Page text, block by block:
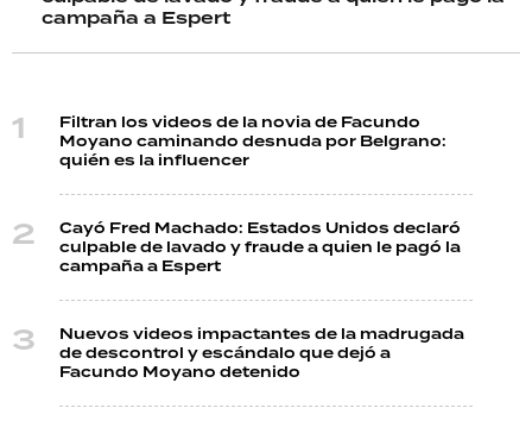
campaña a Espert
Filtran los videos de la novia de Facundo
Moyano caminando desnuda por Belgrano:
quién es la influencer
Cayó Fred Machado: Estados Unidos declaró
culpable de lavado y fraude a quien le pagó la
campaña a Espert
Nuevos videos impactantes de la madrugada
de descontrol y escándalo que dejó a
Facundo Moyano detenido